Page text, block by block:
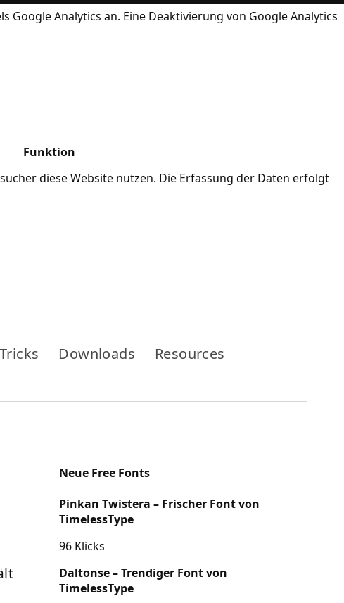
Google Analytics an. Eine Deaktivierung von Google Analytics
Funktion
diese Website nutzen. Die Erfassung der Daten erfolgt
Downloads Resources
Neue Free Fonts
Pinkan Twistera – Frischer Font von
TimelessType
96 Klicks
Daltonse – Trendiger Font von
TimelessType